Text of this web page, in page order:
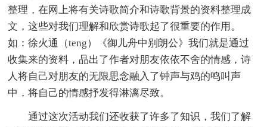
整理，在网上将有关诗歌简介和诗歌背景的资料整理成
文，这些对我们理解和欣赏诗歌起了很重要的作用。
如：徐火通（teng）《御儿舟中别朗公》我们就是通过
收集来的资料，品出了作者对朋友依依不舍的情感，诗
人将自己对朋友的无限思念融入了钟声与鸡的鸣叫声
中，将自己的情感抒发得淋漓尽致。
通过这次活动我们还收获了许多了知识，我们了解